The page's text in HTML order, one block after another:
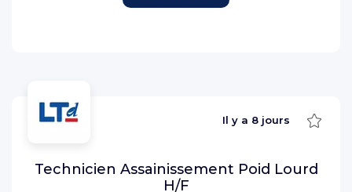
Il y a 8 jours
Technicien Assainissement Poid Lourd
H/F